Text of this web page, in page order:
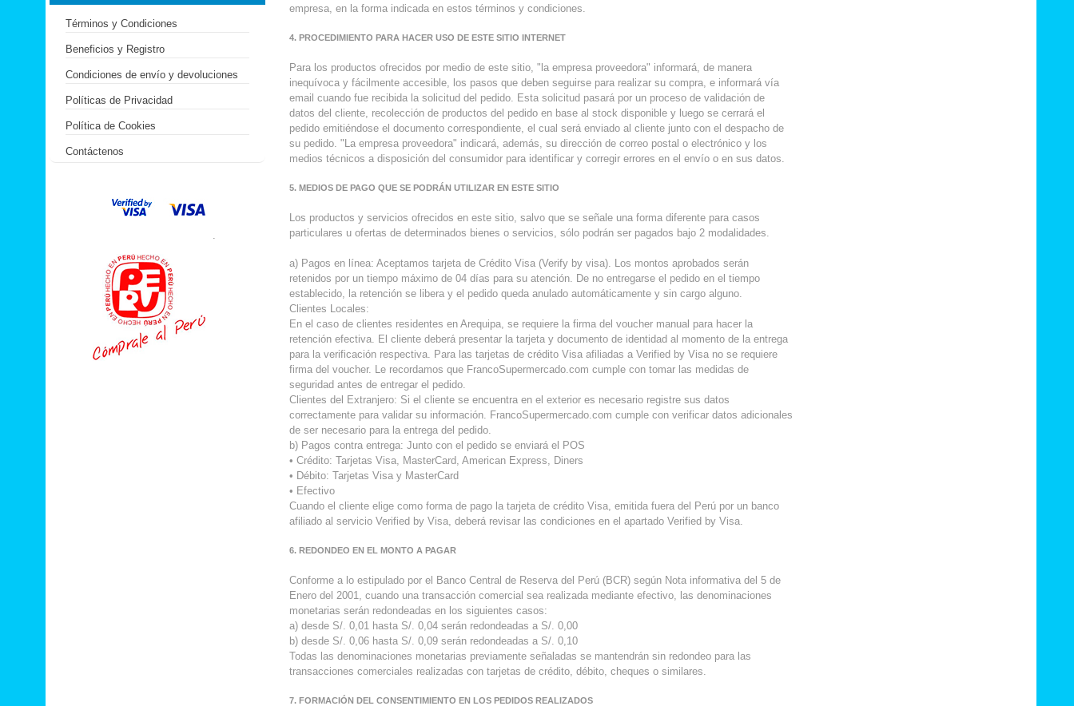
empresa, en la forma indicada en estos términos y condiciones.
4. PROCEDIMIENTO PARA HACER USO DE ESTE SITIO INTERNET
Para los productos ofrecidos por medio de este sitio, "la empresa proveedora" informará, de manera
inequívoca y fácilmente accesible, los pasos que deben seguirse para realizar su compra, e informará vía
email cuando fue recibida la solicitud del pedido. Esta solicitud pasará por un proceso de validación de
datos del cliente, recolección de productos del pedido en base al stock disponible y luego se cerrará el
pedido emitiéndose el documento correspondiente, el cual será enviado al cliente junto con el despacho de
su pedido. "La empresa proveedora" indicará, además, su dirección de correo postal o electrónico y los
medios técnicos a disposición del consumidor para identificar y corregir errores en el envío o en sus datos.
5. MEDIOS DE PAGO QUE SE PODRÁN UTILIZAR EN ESTE SITIO
Los productos y servicios ofrecidos en este sitio, salvo que se señale una forma diferente para casos
particulares u ofertas de determinados bienes o servicios, sólo podrán ser pagados bajo 2 modalidades.
a) Pagos en línea: Aceptamos tarjeta de Crédito Visa (Verify by visa). Los montos aprobados serán
retenidos por un tiempo máximo de 04 días para su atención. De no entregarse el pedido en el tiempo
establecido, la retención se libera y el pedido queda anulado automáticamente y sin cargo alguno.
Clientes Locales:
En el caso de clientes residentes en Arequipa, se requiere la firma del voucher manual para hacer la
retención efectiva. El cliente deberá presentar la tarjeta y documento de identidad al momento de la entrega
para la verificación respectiva. Para las tarjetas de crédito Visa afiliadas a Verified by Visa no se requiere
firma del voucher. Le recordamos que FrancoSupermercado.com cumple con tomar las medidas de
seguridad antes de entregar el pedido.
Clientes del Extranjero: Si el cliente se encuentra en el exterior es necesario registre sus datos
correctamente para validar su información. FrancoSupermercado.com cumple con verificar datos adicionales
de ser necesario para la entrega del pedido.
b) Pagos contra entrega: Junto con el pedido se enviará el POS
• Crédito: Tarjetas Visa, MasterCard, American Express, Diners
• Débito: Tarjetas Visa y MasterCard
• Efectivo
Cuando el cliente elige como forma de pago la tarjeta de crédito Visa, emitida fuera del Perú por un banco
afiliado al servicio Verified by Visa, deberá revisar las condiciones en el apartado Verified by Visa.
6. REDONDEO EN EL MONTO A PAGAR
Conforme a lo estipulado por el Banco Central de Reserva del Perú (BCR) según Nota informativa del 5 de
Enero del 2001, cuando una transacción comercial sea realizada mediante efectivo, las denominaciones
monetarias serán redondeadas en los siguientes casos:
a) desde S/. 0,01 hasta S/. 0,04 serán redondeadas a S/. 0,00
b) desde S/. 0,06 hasta S/. 0,09 serán redondeadas a S/. 0,10
Todas las denominaciones monetarias previamente señaladas se mantendrán sin redondeo para las
transacciones comerciales realizadas con tarjetas de crédito, débito, cheques o similares.
7. FORMACIÓN DEL CONSENTIMIENTO EN LOS PEDIDOS REALIZADOS
Términos y Condiciones
Beneficios y Registro
Condiciones de envío y devoluciones
Políticas de Privacidad
Política de Cookies
Contáctenos
.